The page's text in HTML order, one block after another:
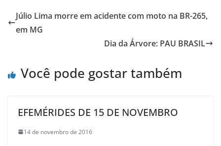
Júlio Lima morre em acidente com moto na BR-265,
em MG
Dia da Árvore: PAU BRASIL
Você pode gostar também
EFEMÉRIDES DE 15 DE NOVEMBRO
14 de novembro de 2016